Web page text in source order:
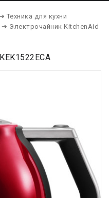
Техника для кухни
➔ Электрочайник KitchenAid